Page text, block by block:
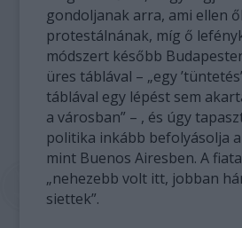
gondoljanak arra, ami ellen
protestálnának, míg ő
módszert később
üres táblával – „egy
táblával egy lépést sem
a városban” – , és úgy
politika inkább befolyásolja
mint Buenos Airesben. A
„nehezebb volt itt, jobban
siettek”.